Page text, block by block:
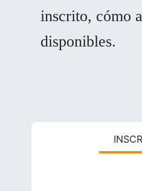
inscrito, cómo
disponibles.